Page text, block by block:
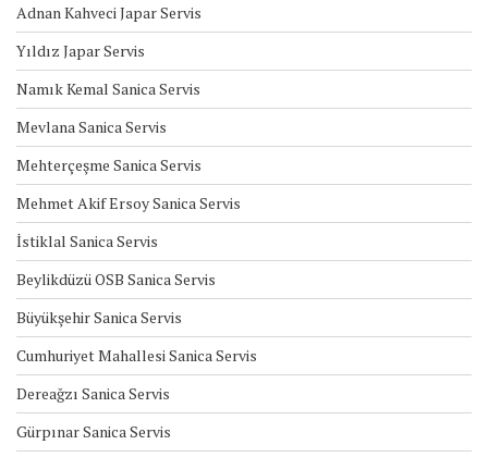
Adnan Kahveci Japar Servis
Yıldız Japar Servis
Namık Kemal Sanica Servis
Mevlana Sanica Servis
Mehterçeşme Sanica Servis
Mehmet Akif Ersoy Sanica Servis
İstiklal Sanica Servis
Beylikdüzü OSB Sanica Servis
Büyükşehir Sanica Servis
Cumhuriyet Mahallesi Sanica Servis
Dereağzı Sanica Servis
Gürpınar Sanica Servis